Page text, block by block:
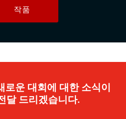
작품
운 대회에 대한 소식이
달 드리겠습니다.